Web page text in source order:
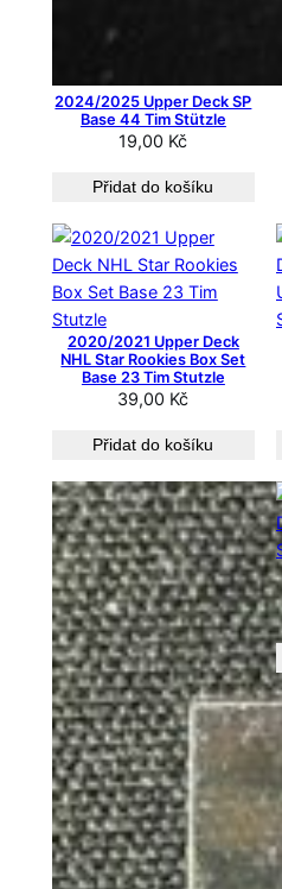
2024/2025 Upper Deck SP
Base 44 Tim Stützle
19,00 Kč
Přidat do košíku
2020/2021 Upper Deck
NHL Star Rookies Box Set
Base 23 Tim Stutzle
39,00 Kč
Přidat do košíku